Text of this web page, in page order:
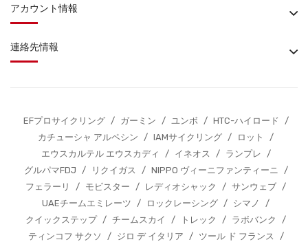
アカウント情報
連絡先情報
EFプロサイクリング / ガーミン / ユンボ / HTC-ハイロード /
カチューシャ アルペシン / IAMサイクリング / ロット
/
エウスカルテル エウスカディ
/ イネオス / ランプレ /
グルパマFDJ / リクイガス / NIPPO ヴィーニファンティーニ /
フェラーリ
/ モビスター / レディオシャック / サンウェブ /
UAEチームエミレーツ / ロックレーシング / シマノ
/
クイックステップ / チームスカイ / トレック / ラボバンク
/
ティンコフ サクソ
/ ジロ デ イタリア / ツール ド フランス /